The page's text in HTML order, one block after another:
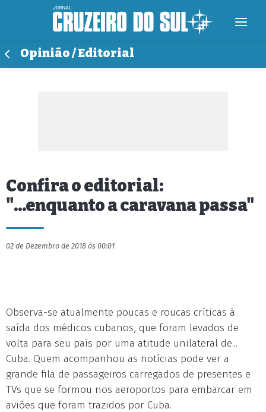
Opinião / Editorial
Confira o editorial:
"...enquanto a caravana passa"
02 de Dezembro de 2018 às 00:01
Observa-se atualmente poucas e roucas críticas à
saída dos médicos cubanos, que foram levados de
volta para seu país por uma atitude unilateral de...
Cuba. Quem acompanhou as notícias pode ver a
grande fila de passageiros carregados de presentes e
TVs que se formou nos aeroportos para embarcar em
aviões que foram trazidos por Cuba.